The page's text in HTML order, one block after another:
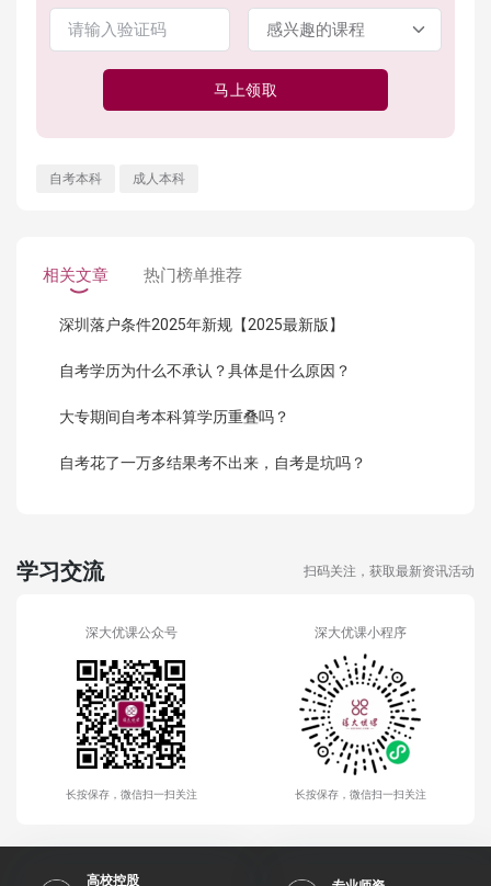
马上领取
自考本科 成人本科
相关文章 热门榜单推荐
深圳落户条件2025年新规【2025最新版】
自考学历为什么不承认？具体是什么原因？
大专期间自考本科算学历重叠吗？
自考花了一万多结果考不出来，自考是坑吗？
学习交流 扫码关注，获取最新资讯活动
深大优课公众号
长按保存，微信扫一扫关注
深大优课小程序
长按保存，微信扫一扫关注
高校控股